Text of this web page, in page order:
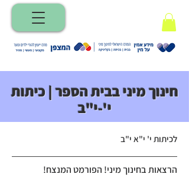
חינוך מיני בבית הספר | כיתות
י'-י"ב
לכיתות י' י"א י"ב
הרצאות בחינוך מיני! הפורמט המנצח!